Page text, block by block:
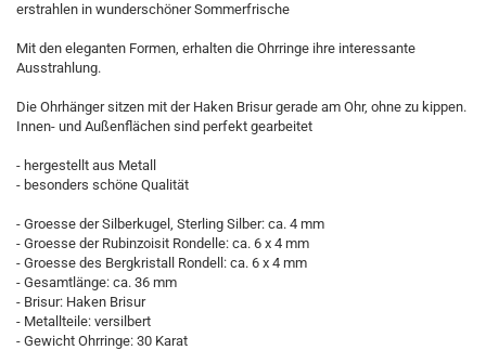
erstrahlen in wunderschöner Sommerfrische
Mit den eleganten Formen, erhalten die Ohrringe ihre interessante
Ausstrahlung.
Die Ohrhänger sitzen mit der Haken Brisur gerade am Ohr, ohne zu kippen.
Innen- und Außenflächen sind perfekt gearbeitet
- hergestellt aus Metall
- besonders schöne Qualität
- Groesse der Silberkugel, Sterling Silber: ca. 4 mm
- Groesse der Rubinzoisit Rondelle: ca. 6 x 4 mm
- Groesse des Bergkristall Rondell: ca. 6 x 4 mm
- Gesamtlänge: ca. 36 mm
- Brisur: Haken Brisur
- Metallteile: versilbert
- Gewicht Ohrringe: 30 Karat